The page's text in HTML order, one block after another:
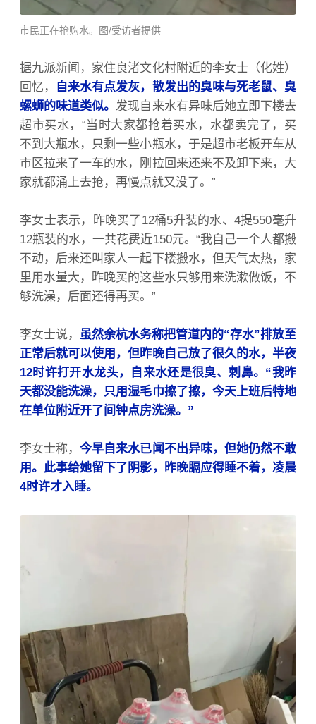
市民正在抢购水。图/受访者提供
据九派新闻，家住良渚文化村附近的李女士（化姓）
回忆，
自来水有点发灰，散发出的臭味与死老鼠、臭
螺蛳的味道类似。 发现自来水有异味后她立即下楼去
超市买水，“当时大家都抢着买水，水都卖完了，买
不到大瓶水，只剩一些小瓶水，于是超市老板开车从
市区拉来了一车的水，刚拉回来还来不及卸下来，大
家就都涌上去抢，再慢点就又没了。”
李女士表示，昨晚买了12桶5升装的水、4提550毫升
12瓶装的水，一共花费近150元。“我自己一个人都搬
不动，后来还叫家人一起下楼搬水，但天气太热，家
里用水量大，昨晚买的这些水只够用来洗漱做饭，不
够洗澡，后面还得再买。”
李女士说，
虽然余杭水务称把管道内的“存水”排放至
正常后就可以使用，但昨晚自己放了很久的水，半夜
12时许打开水龙头，自来水还是很臭、刺鼻。“我昨
天都没能洗澡，只用湿毛巾擦了擦，今天上班后特地
在单位附近开了间钟点房洗澡。”
李女士称，今早自来水已闻不出异味，但她仍然不敢
用。此事给她留下了阴影，昨晚膈应得睡不着，凌晨
4时许才入睡。